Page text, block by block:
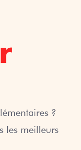
?
les meilleurs